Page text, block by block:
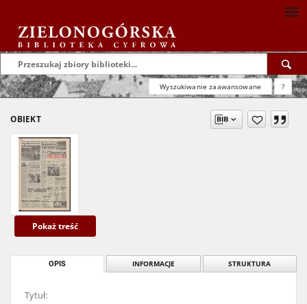
Wyszukiwanie zaawansowane ?
OBIEKT
Pokaż treść
OPIS INFORMACJE STRUKTURA
Tytuł: